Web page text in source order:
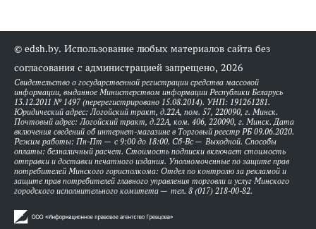
© edsh.by. Использование любых материалов сайта без
согласования с администрацией запрещено, 2026
Свидетельство о государственной регистрации средства массовой
информации, выданное Министерством информации Республики Беларусь
13.12.2011 № 1497 (перерегистрировано 15.08.2014). УНП: 191261281.
Юридический адрес: Логойский тракт, д.22А, пом. 57, 220090, г. Минск.
Почтовый адрес: Логойский тракт, д.22А, ком. 406, 220090, г. Минск. Дата
включения сведений об интернет-магазине в Торговый реестр РБ 09.06.2020.
Режим работы: Пн-Пт — с 9:00 до 18:00. Сб-Вс — Выходной. Способы
оплаты: безналичный расчет. Стоимость подписки включает стоимость
отправки и доставки печатного издания. Уполномоченные по защите прав
потребителей Минского горисполкома: Отдел по контролю за рекламой и
защите прав потребителей главного управления торговли и услуг Минского
городского исполнительного комитета — тел. 8 (017) 218-00-82.